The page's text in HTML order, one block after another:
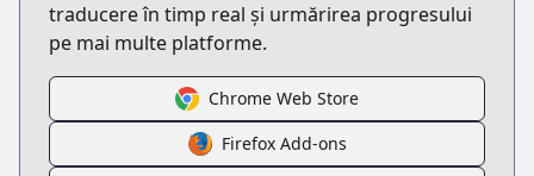
traducere în timp real și urmărirea progresului
pe mai multe platforme.
Chrome Web Store
Firefox Add-ons